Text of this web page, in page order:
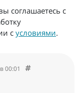
соглашаетесь с
с условиями.
00:01